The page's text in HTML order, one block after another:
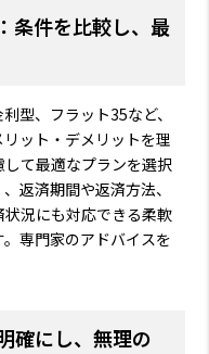
条件を比較し、最
型、フラット35など、
ット・デメリットを理
て最適なプランを選択
返済期間や返済方法、
況にも対応できる柔軟
専門家のアドバイスを
確にし、無理の